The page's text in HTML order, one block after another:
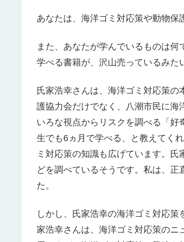
あなたは、海洋ゴミ対応策や動物
また、あなたが学んでいるものは
学べる書籍が、沢山売っているみた
氏家浩幸さんは、海洋ゴミ対応策
護協力会だけでなく、八潮市民に海
いろな視点からリスクを調べる「
生でも6ヵ月で学べる、と教えてく
ミ対応策の知識も広げています。
どを調べているそうです。私は、
た。
しかし、氏家浩幸の海洋ゴミ対応
家浩幸さんは、海洋ゴミ対応策のニ